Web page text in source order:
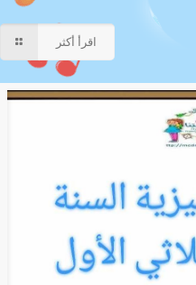
اقرأ أكثر